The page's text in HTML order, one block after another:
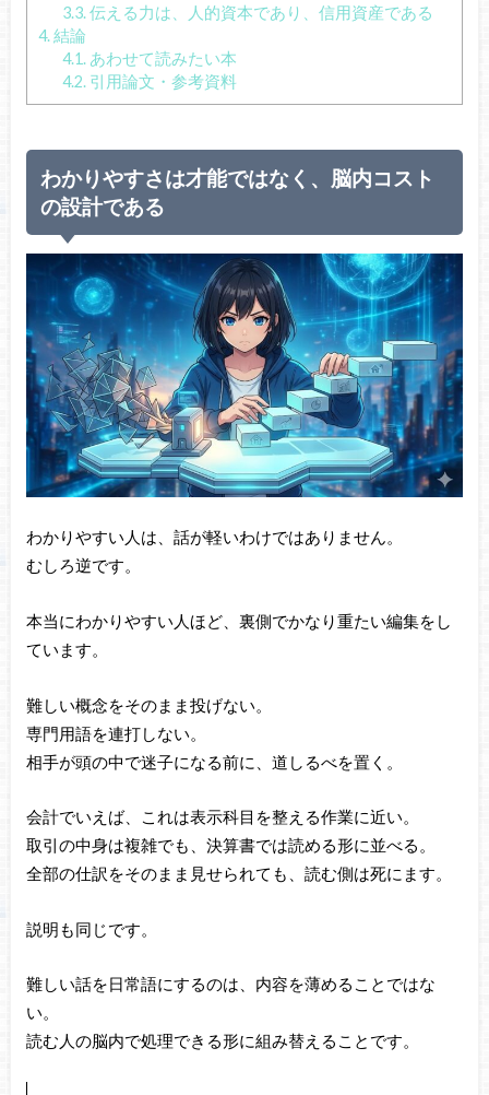
3.3.伝える力は、人的資本であり、信用資産である
4.結論
4.1.あわせて読みたい本
4.2.引用論文・参考資料
わかりやすさは才能ではなく、脳内コスト
の設計である
わかりやすい人は、話が軽いわけではありません。
むしろ逆です。
本当にわかりやすい人ほど、裏側でかなり重たい編集をし
ています。
難しい概念をそのまま投げない。
専門用語を連打しない。
相手が頭の中で迷子になる前に、道しるべを置く。
会計でいえば、これは表示科目を整える作業に近い。
取引の中身は複雑でも、決算書では読める形に並べる。
全部の仕訳をそのまま見せられても、読む側は死にます。
説明も同じです。
難しい話を日常語にするのは、内容を薄めることではな
い。
読む人の脳内で処理できる形に組み替えることです。